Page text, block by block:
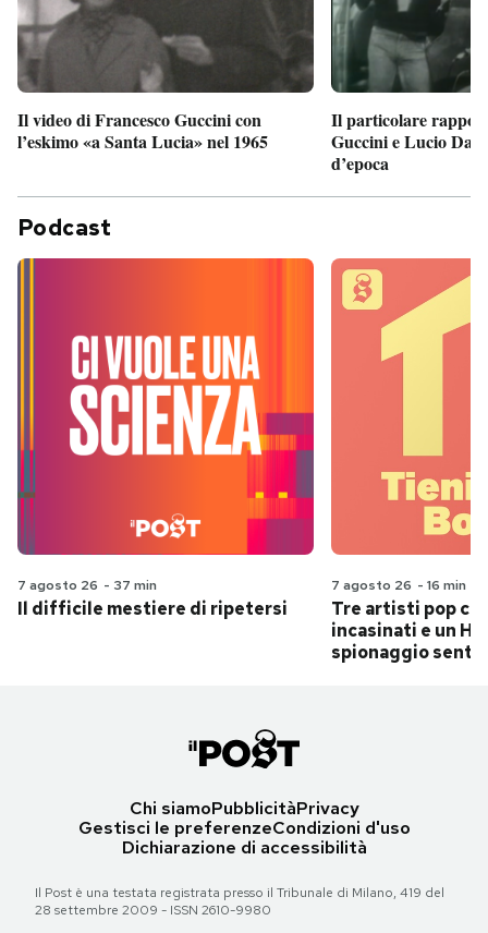
Il video di Francesco Guccini con
l’eskimo «a Santa Lucia» nel 1965
Il particolare
Guccini e Lucio
d’epoca
Podcast
7 agosto 26 - 37 min
Il difficile mestiere di ripetersi
7 agosto 26 - 16 min
Tre artisti pop
incasinati e un
spionaggio
Chi siamoPubblicitàPrivacy
Gestisci le preferenzeCondizioni d'uso
Dichiarazione di accessibilità
Il Post è una testata registrata presso il Tribunale di Milano, 419 del
28 settembre 2009 - ISSN 2610-9980